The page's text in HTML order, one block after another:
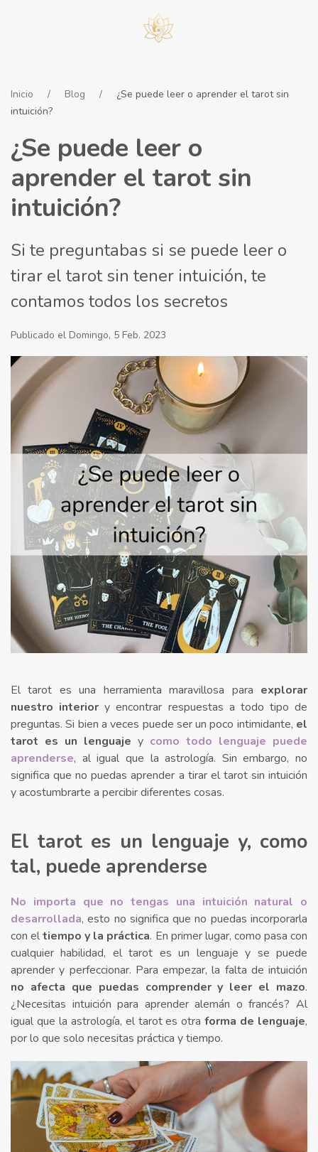
Inicio Blog
¿Se puede leer o aprender el tarot sin
intuición?
¿Se puede leer o
aprender el tarot sin
intuición?
Si te preguntabas si se puede leer o
tirar el tarot sin tener intuición, te
contamos todos los secretos
Publicado el Domingo, 5 Feb. 2023
El tarot es una herramienta maravillosa para explorar
nuestro interiory encontrar respuestas a todo tipo de
preguntas. Si bien a veces puede ser un poco intimidante, el
tarot es un lenguaje y como todo lenguaje puede
aprenderse, al igual que la astrología. Sin embargo, no
significa que no puedas aprender a tirar el tarot sin intuición
y acostumbrarte a percibir diferentes cosas.
El tarot es un lenguaje y, como
tal, puede aprenderse
No importa que no tengas una intuición natural o
desarrollada, esto no significa que no puedas incorporarla
con eltiempo y la práctica. En primer lugar, como pasa con
cualquier habilidad, el tarot es un lenguaje y se puede
aprender y perfeccionar. Para empezar, la falta de intuición
no afecta que puedas comprender y leer el mazo.
¿Necesitas intuición para aprender alemán o francés? Al
igual que la astrología, el tarot es otraforma de lenguaje,
por lo que solo necesitas práctica y tiempo.